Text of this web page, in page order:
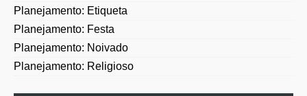
Planejamento: Etiqueta
Planejamento: Festa
Planejamento: Noivado
Planejamento: Religioso